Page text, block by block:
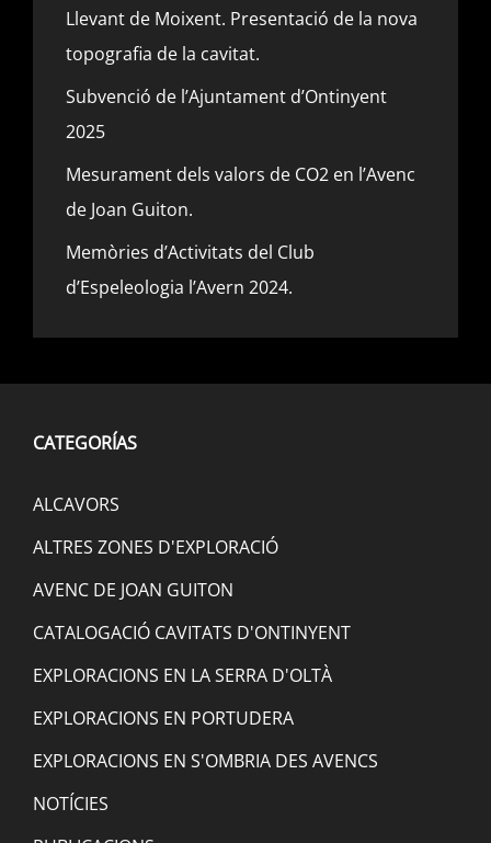
Llevant de Moixent. Presentació de la nova
topografia de la cavitat.
Subvenció de l’Ajuntament d’Ontinyent
2025
Mesurament dels valors de CO2 en l’Avenc
de Joan Guiton.
Memòries d’Activitats del Club
d’Espeleologia l’Avern 2024.
CATEGORÍAS
ALCAVORS
ALTRES ZONES D'EXPLORACIÓ
AVENC DE JOAN GUITON
CATALOGACIÓ CAVITATS D'ONTINYENT
EXPLORACIONS EN LA SERRA D'OLTÀ
EXPLORACIONS EN PORTUDERA
EXPLORACIONS EN S'OMBRIA DES AVENCS
NOTÍCIES